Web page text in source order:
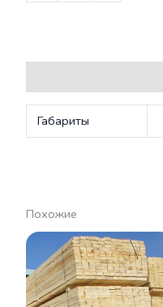
Габариты
Похожие